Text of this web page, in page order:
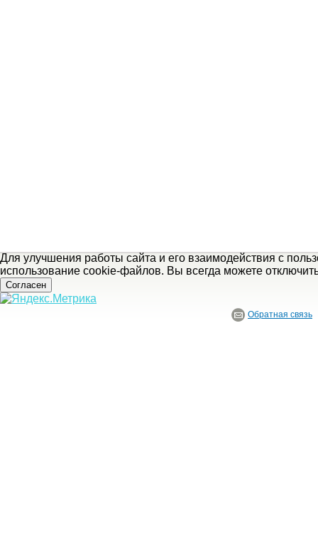
Для улучшения работы сайта и его взаимодействия с
использование cookie-файлов. Вы всегда можете
Согласен
Обратная связь